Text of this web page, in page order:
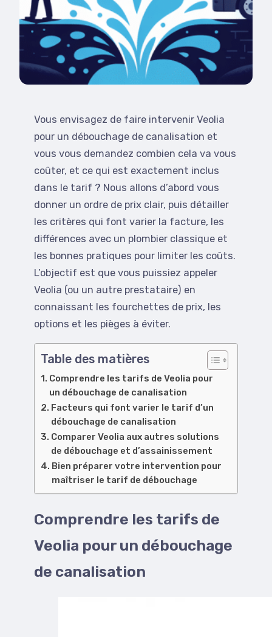
Vous envisagez de faire intervenir Veolia
pour un débouchage de canalisation et
vous vous demandez combien cela va vous
coûter, et ce qui est exactement inclus
dans le tarif ? Nous allons d’abord vous
donner un ordre de prix clair, puis détailler
les critères qui font varier la facture, les
différences avec un plombier classique et
les bonnes pratiques pour limiter les coûts.
L’objectif est que vous puissiez appeler
Veolia (ou un autre prestataire) en
connaissant les fourchettes de prix, les
options et les pièges à éviter.
Table des matières
Comprendre les tarifs de Veolia pour
un débouchage de canalisation
Facteurs qui font varier le tarif d’un
débouchage de canalisation
Comparer Veolia aux autres solutions
de débouchage et d’assainissement
Bien préparer votre intervention pour
maîtriser le tarif de débouchage
Comprendre les tarifs de
Veolia pour un débouchage
de canalisation